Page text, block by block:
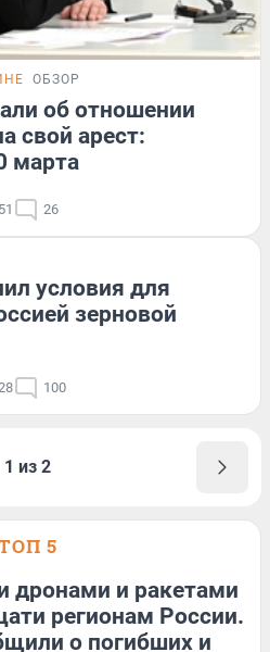
ОБЗОР
об отношении
свой арест:
марта
26
условия для
зерновой
100
1 из 2
5
дронами и ракетами
регионам России.
о погибших и